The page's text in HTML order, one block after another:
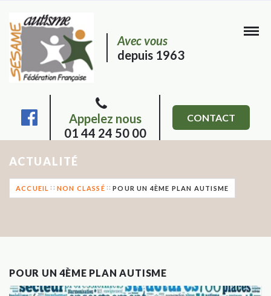
Avec vous
depuis 1963
Appelez nous
01 44 24 50 00
CONTACT
ACTUALITÉ
ACCUEIL NON CLASSÉ POUR UN 4ÈME PLAN AUTISME
POUR UN 4ÈME PLAN AUTISME